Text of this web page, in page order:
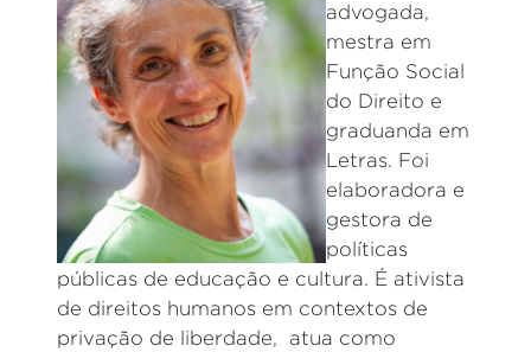
advogada,
mestra em
Função Social
do Direito e
graduanda em
Letras. Foi
elaboradora e
gestora de
políticas
públicas de educação e cultura. É ativista
de direitos humanos em contextos de
privação de liberdade, atua como